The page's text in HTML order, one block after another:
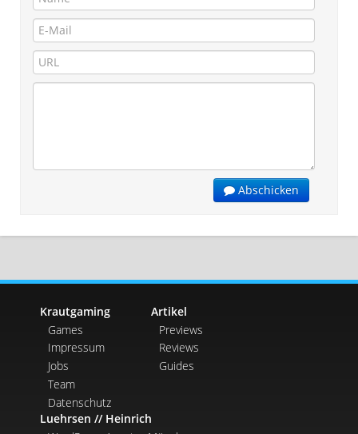
Abschicken
Krautgaming
Games
Impressum
Jobs
Team
Datenschutz
Artikel
Previews
Reviews
Guides
Luehrsen // Heinrich